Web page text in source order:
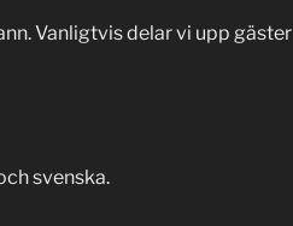
Vanligtvis delar vi upp gäster
svenska.